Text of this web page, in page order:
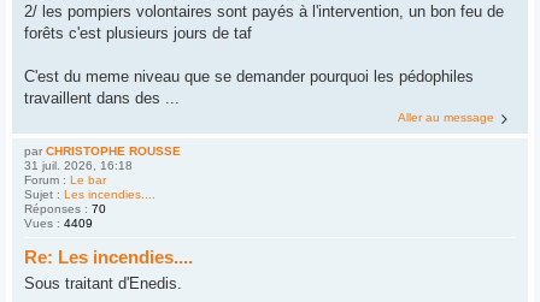
2/ les pompiers volontaires sont payés à l'intervention, un bon feu de
forêts c'est plusieurs jours de taf
C'est du meme niveau que se demander pourquoi les pédophiles
travaillent dans des ...
Aller au message
par CHRISTOPHE ROUSSE
31 juil. 2026, 16:18
Forum : Le bar
Sujet : Les incendies....
Réponses : 70
Vues : 4409
Re: Les incendies....
Sous traitant d'Enedis.